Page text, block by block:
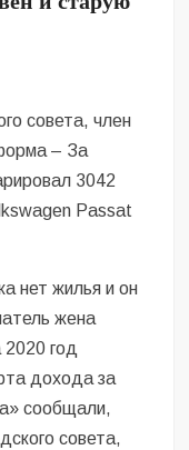
та вплив на
ситуацію
совета, член
– За
3042
Passat
нет жилья и он
жена
год
дохода за
сообщали,
совета,